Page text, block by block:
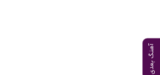
آهنگ بعدی